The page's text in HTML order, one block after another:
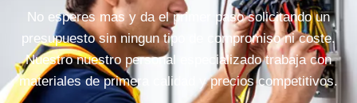
No esperes mas y da el primer paso solicitando un
presupuesto sin ningun tipo de compromiso ni coste.
Nuestro nuestro personal especializado trabaja con
materiales de primera calidad y precios competitivos.